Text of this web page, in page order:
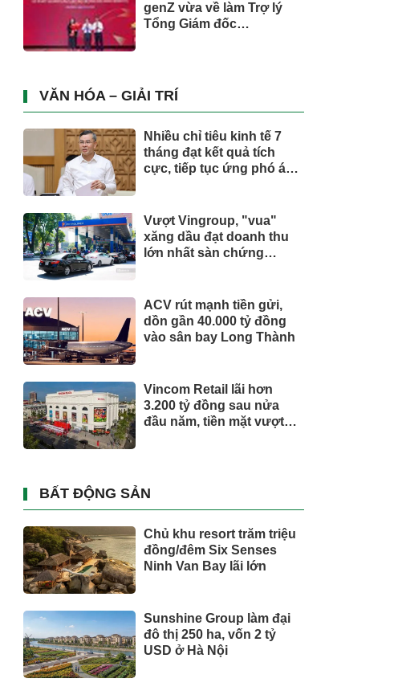
genZ vừa về làm Trợ lý
Tổng Giám đốc
trụ, nắm giữ khối tài sản
hàng nghìn tỷ
VĂN HÓA – GIẢI TRÍ
Nhiều chỉ tiêu kinh tế 7
tháng đạt kết quả tích
cực, tiếp tục ứng phó áp
Vượt Vingroup, "vua"
xăng dầu đạt doanh thu
lớn nhất sàn chứng
ACV rút mạnh tiền gửi,
dồn gần 40.000 tỷ đồng
vào sân bay Long Thành
Vincom Retail lãi hơn
3.200 tỷ đồng sau nửa
đầu năm, tiền mặt vượt
BẤT ĐỘNG SẢN
Chủ khu resort trăm triệu
đồng/đêm Six Senses
Ninh Van Bay lãi lớn
Sunshine Group làm đại
đô thị 250 ha, vốn 2 tỷ
USD ở Hà Nội